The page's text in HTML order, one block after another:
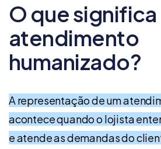
O que significa
atendimento
humanizado?
A representação de um
acontece quando o lojista
e atende as demandas do